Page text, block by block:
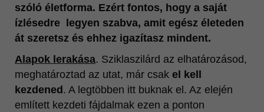
szóló életforma. Ezért fontos, hogy a saját
ízlésedre legyen szabva, amit egész életeden
át szeretsz és ehhez igazítasz mindent.
Alapok lerakása. Sziklaszilárd az elhatározásod,
meghatároztad az utat, már csak el kell
kezdened . A legtöbben itt buknak el. Az elején
említett kezdeti fájdalmak ezen a ponton